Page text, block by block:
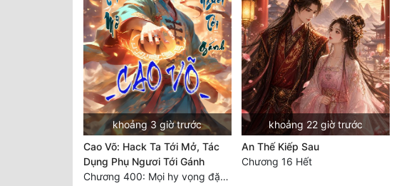
khoảng 3 giờ trước
Cao Võ: Hack Ta Tới Mở, Tác
Dụng Phụ Ngươi Tới Gánh
Chương 400: Mọi hy vọng đặt trên Tô Mặc!
khoảng 22 giờ trước
An Thế Kiếp Sau
Chương 16 Hết